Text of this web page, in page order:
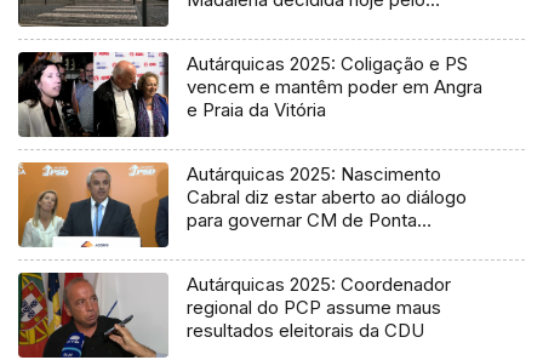
Autárquicas 2025: Coligação e PS
vencem e mantêm poder em Angra
e Praia da Vitória
Autárquicas 2025: Nascimento
Cabral diz estar aberto ao diálogo
para governar CM de Ponta
Autárquicas 2025: Coordenador
regional do PCP assume maus
resultados eleitorais da CDU